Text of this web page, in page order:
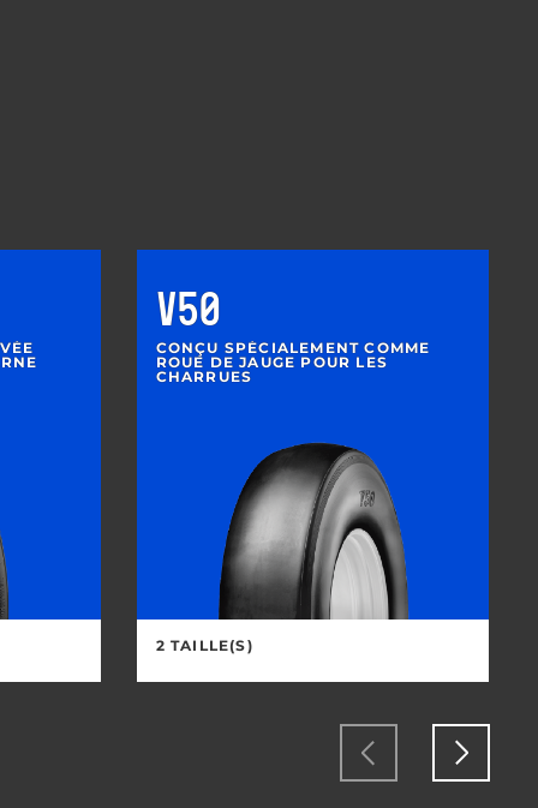
V50
CONÇU SPÉCIALEMENT COMME
ROUE DE JAUGE POUR LES
CHARRUES
2 TAILLE(S)